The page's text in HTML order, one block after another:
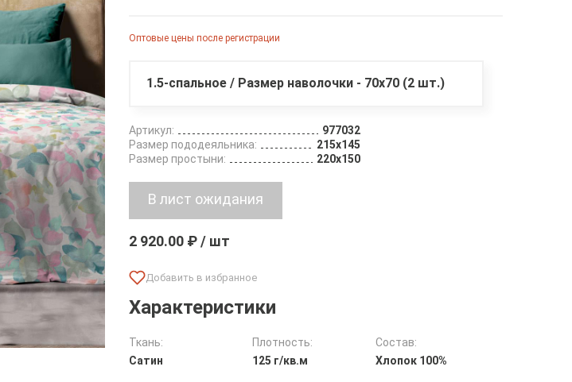
Оптовые цены после регистрации
1.5-спальное / Размер наволочки - 70х70 (2 шт.)
Артикул:
977032
Размер пододеяльника:
215х145
Размер простыни:
220х150
2 920.00 ₽ / шт
Характеристики
Ткань:
Сатин
Плотность:
125 г/кв.м
Состав:
Хлопок 100%